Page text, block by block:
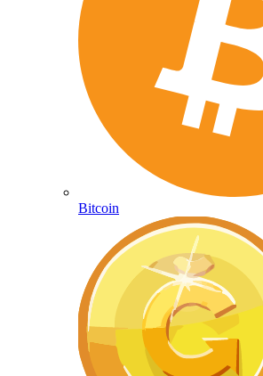
Bitcoin